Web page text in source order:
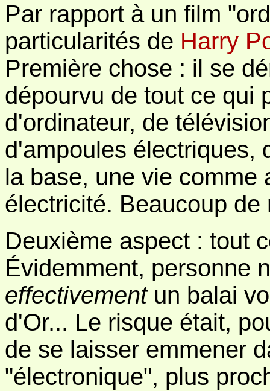
Par rapport à un film
particularités de Harry
Première chose : il se
dépourvu de tout ce qui
d'ordinateur, de
d'ampoules électriques,
la base, une vie comme
électricité. Beaucoup
Deuxième aspect : tout
Évidemment, personne
effectivementun balai
d'Or... Le risque était,
de se laisser emmener
"électronique", plus